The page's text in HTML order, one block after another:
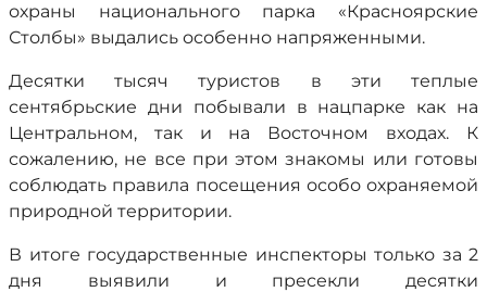
охраны национального парка «Красноярские
Столбы» выдались особенно напряженными.
Десятки тысяч туристов в эти теплые
сентябрьские дни побывали в нацпарке как на
Центральном, так и на Восточном входах. К
сожалению, не все при этом знакомы или готовы
соблюдать правила посещения особо охраняемой
природной территории.
В итоге государственные инспекторы только за 2
дня выявили и пресекли десятки